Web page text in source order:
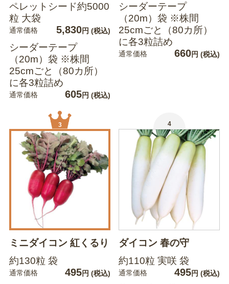
ペレットシード約5000
粒 大袋
通常価格 5,830円 (税込)
シーダーテープ
（20m）袋 ※株間
25cmごと（80カ所）
に各3粒詰め
通常価格 605円 (税込)
シーダーテープ
（20m）袋 ※株間
25cmごと（80カ所）
に各3粒詰め
通常価格 660円 (税込)
3
ミニダイコン 紅くるり
約130粒 袋
通常価格 495円 (税込)
4
ダイコン 春の守
約110粒 実咲 袋
通常価格 495円 (税込)